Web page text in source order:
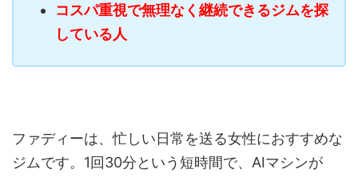
コスパ重視で無理なく継続できるジムを探
している人
ファディーは、忙しい日常を送る女性におすすめな
ジムです。1回30分という短時間で、AIマシンが